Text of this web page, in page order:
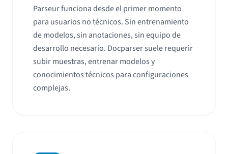
Parseur funciona desde el primer momento
para usuarios no técnicos. Sin entrenamiento
de modelos, sin anotaciones, sin equipo de
desarrollo necesario. Docparser suele requerir
subir muestras, entrenar modelos y
conocimientos técnicos para configuraciones
complejas.